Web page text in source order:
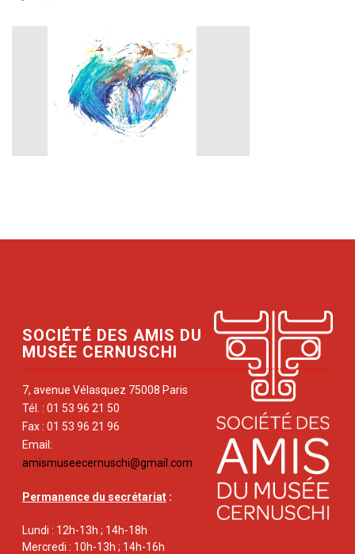
SOCIÉTÉ DES AMIS DU
MUSÉE CERNUSCHI
7, avenue Vélasquez 75008 Paris
Tél. : 01 53 96 21 50
Fax : 01 53 96 21 96
Email:
amismuseecernuschi@gmail.com
Permanence du secrétariat :
Lundi : 12h-13h ; 14h-18h
Mercredi : 10h-13h ; 14h-16h